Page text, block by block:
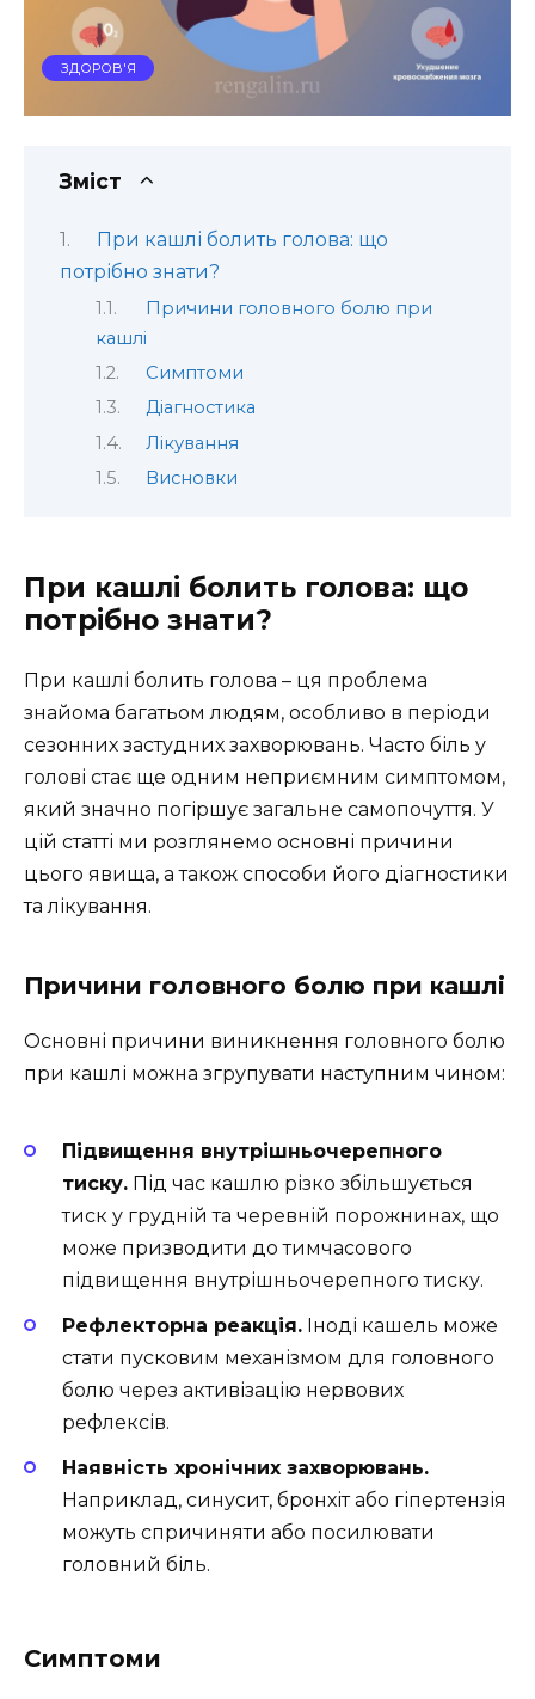
ЗДОРОВ'Я
Зміст
При кашлі болить голова: що
потрібно знати?
Причини головного болю при
кашлі
Симптоми
Діагностика
Лікування
Висновки
При кашлі болить голова: що
потрібно знати?
При кашлі болить голова – ця проблема
знайома багатьом людям, особливо в періоди
сезонних застудних захворювань. Часто біль у
голові стає ще одним неприємним симптомом,
який значно погіршує загальне самопочуття. У
цій статті ми розглянемо основні причини
цього явища, а також способи його діагностики
та лікування.
Причини головного болю при кашлі
Основні причини виникнення головного болю
при кашлі можна згрупувати наступним чином:
Підвищення внутрішньочерепного
тиску. Під час кашлю різко збільшується
тиск у грудній та черевній порожнинах, що
може призводити до тимчасового
підвищення внутрішньочерепного тиску.
Рефлекторна реакція. Іноді кашель може
стати пусковим механізмом для головного
болю через активізацію нервових
рефлексів.
Наявність хронічних захворювань.
Наприклад, синусит, бронхіт або гіпертензія
можуть спричиняти або посилювати
головний біль.
Симптоми